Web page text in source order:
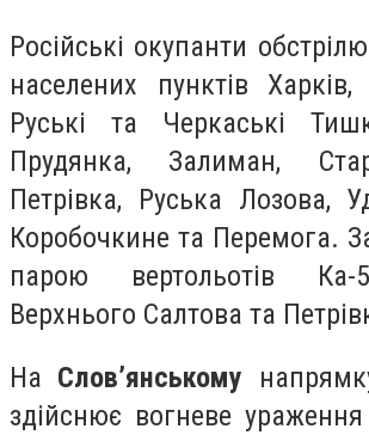
Російські окупанти
населених пунктів Харків,
Руські та Черкаські
Прудянка, Залиман,
Петрівка, Руська Лозова,
Коробочкине та Перемога.
парою вертольотів Ка-
Верхнього Салтова та
На Слов’янському
здійснює вогневе ураження